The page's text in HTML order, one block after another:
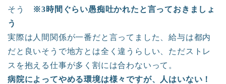
そう ※3時間ぐらい愚痴吐かれたと言っておきましょ
う
実際は人間関係が一番だと言ってました、給与は都内
だと良いそうで地方とは全く違うらしい、ただストレ
スを抱える仕事が多く割には合わないって。
病院によってやめる環境は様々ですが、人はいない！